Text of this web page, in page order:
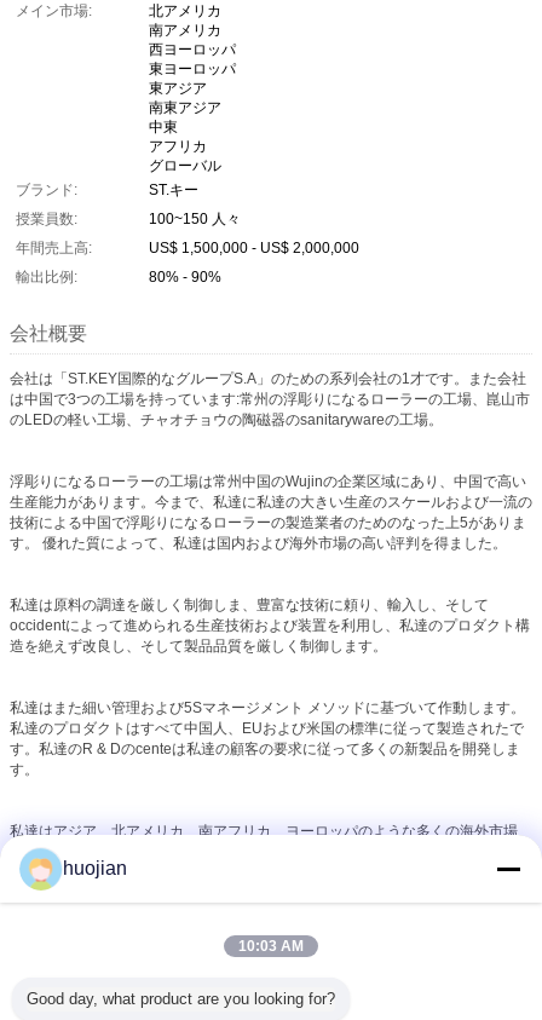
メイン市場:
北アメリカ
南アメリカ
西ヨーロッパ
東ヨーロッパ
東アジア
南東アジア
中東
アフリカ
グローバル
ブランド:
ST.キー
授業員数:
100~150 人々
年間売上高:
US$ 1,500,000 - US$ 2,000,000
輸出比例:
80% - 90%
会社概要
会社は「ST.KEY国際的なグループS.A」のための系列会社の1才です。また会社
は中国で3つの工場を持っています:常州の浮彫りになるローラーの工場、崑山市
のLEDの軽い工場、チャオチョウの陶磁器のsanitarywareの工場。
浮彫りになるローラーの工場は常州中国のWujinの企業区域にあり、中国で高い
生産能力があります。今まで、私達に私達の大きい生産のスケールおよび一流の
技術による中国で浮彫りになるローラーの製造業者のためのなった上5がありま
す。 優れた質によって、私達は国内および海外市場の高い評判を得ました。
私達は原料の調達を厳しく制御しま、豊富な技術に頼り、輸入し、そして
occidentによって進められる生産技術および装置を利用し、私達のプロダクト構
造を絶えず改良し、そして製品品質を厳しく制御します。
私達はまた細い管理および5Sマネージメント メソッドに基づいて作動します。
私達のプロダクトはすべて中国人、EUおよび米国の標準に従って製造されたで
す。私達のR & Dのcenteは私達の顧客の要求に従って多くの新製品を開発しま
す。
私達はアジア、北アメリカ、南アフリカ、ヨーロッパのような多くの海外市場
に、中東、アフリカ人、等輸出しました。
ローラーを作り出すための経験25年以上
中国の高容量、速い受渡し時間
huojian
10:03 AM
Good day, what product are you looking for?